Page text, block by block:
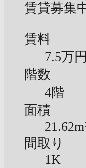
賃貸募集
賃料
7.5万円
階数
4階
面積
間取り
1K